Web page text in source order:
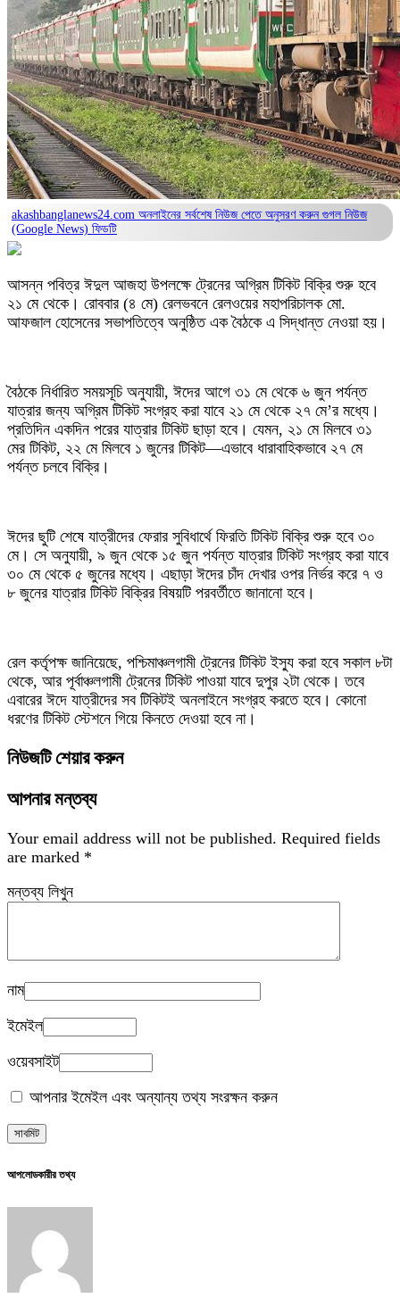
akashbanglanews24.com অনলাইনের সর্বশেষ নিউজ পেতে অনুসরণ করুন গুগল নিউজ
(Google News) ফিডটি
আসন্ন পবিত্র ঈদুল আজহা উপলক্ষে ট্রেনের অগ্রিম টিকিট বিক্রি শুরু হবে
২১ মে থেকে। রোববার (৪ মে) রেলভবনে রেলওয়ের মহাপরিচালক মো.
আফজাল হোসেনের সভাপতিত্বে অনুষ্ঠিত এক বৈঠকে এ সিদ্ধান্ত নেওয়া হয়।
বৈঠকে নির্ধারিত সময়সূচি অনুযায়ী, ঈদের আগে ৩১ মে থেকে ৬ জুন পর্যন্ত
যাত্রার জন্য অগ্রিম টিকিট সংগ্রহ করা যাবে ২১ মে থেকে ২৭ মে’র মধ্যে।
প্রতিদিন একদিন পরের যাত্রার টিকিট ছাড়া হবে। যেমন, ২১ মে মিলবে ৩১
মের টিকিট, ২২ মে মিলবে ১ জুনের টিকিট—এভাবে ধারাবাহিকভাবে ২৭ মে
পর্যন্ত চলবে বিক্রি।
ঈদের ছুটি শেষে যাত্রীদের ফেরার সুবিধার্থে ফিরতি টিকিট বিক্রি শুরু হবে ৩০
মে। সে অনুযায়ী, ৯ জুন থেকে ১৫ জুন পর্যন্ত যাত্রার টিকিট সংগ্রহ করা যাবে
৩০ মে থেকে ৫ জুনের মধ্যে। এছাড়া ঈদের চাঁদ দেখার ওপর নির্ভর করে ৭ ও
৮ জুনের যাত্রার টিকিট বিক্রির বিষয়টি পরবর্তীতে জানানো হবে।
রেল কর্তৃপক্ষ জানিয়েছে, পশ্চিমাঞ্চলগামী ট্রেনের টিকিট ইস্যু করা হবে সকাল ৮টা
থেকে, আর পূর্বাঞ্চলগামী ট্রেনের টিকিট পাওয়া যাবে দুপুর ২টা থেকে। তবে
এবারের ঈদে যাত্রীদের সব টিকিটই অনলাইনে সংগ্রহ করতে হবে। কোনো
ধরণের টিকিট স্টেশনে গিয়ে কিনতে দেওয়া হবে না।
নিউজটি শেয়ার করুন
আপনার মন্তব্য
Your email address will not be published. Required fields
are marked *
মন্তব্য লিখুন
নাম
ইমেইল
ওয়েবসাইট
আপনার ইমেইল এবং অন্যান্য তথ্য সংরক্ষন করুন
আপলোডকারীর তথ্য